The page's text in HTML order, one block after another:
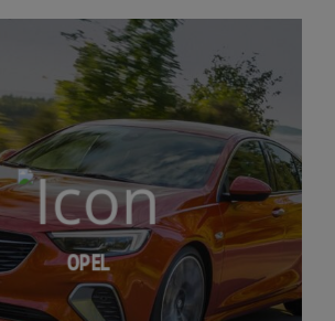
OPEL